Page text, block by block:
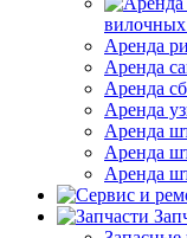
вилочных
Аренда
Аренда
Аренда
Аренда
Аренда
Аренда
Аренда